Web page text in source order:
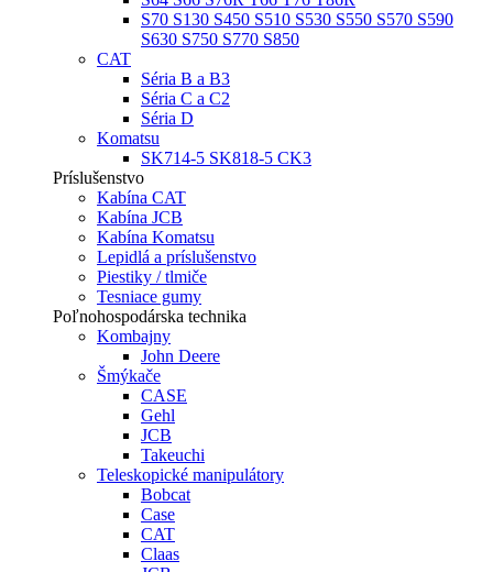
S70 S130 S450 S510 S530 S550 S570 S590
S630 S750 S770 S850
CAT
Séria B a B3
Séria C a C2
Séria D
Komatsu
SK714-5 SK818-5 CK3
Príslušenstvo
Kabína CAT
Kabína JCB
Kabína Komatsu
Lepidlá a príslušenstvo
Piestiky / tlmiče
Tesniace gumy
Poľnohospodárska technika
Kombajny
John Deere
Šmýkače
CASE
Gehl
JCB
Takeuchi
Teleskopické manipulátory
Bobcat
Case
CAT
Claas